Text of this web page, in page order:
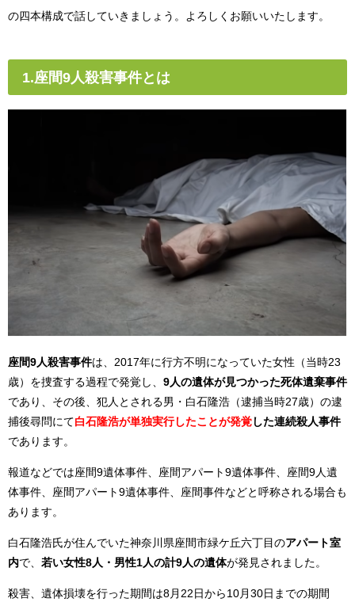
の四本構成で話していきましょう。よろしくお願いいたします。
1.座間9人殺害事件とは
座間9人殺害事件は、2017年に行方不明になっていた女性（当時23
歳）を捜査する過程で発覚し、 9人の遺体が見つかった死体遺棄事件
であり、その後、犯人とされる男・白石隆浩（逮捕当時27歳）の逮
捕後尋問にて白石隆浩が単独実行したことが発覚 した連続殺人事件
であります。
報道などでは座間9遺体事件、座間アパート9遺体事件、座間9人遺
体事件、座間アパート9遺体事件、座間事件などと呼称される場合も
あります。
白石隆浩氏が住んでいた神奈川県座間市緑ケ丘六丁目のアパート室
内で、 若い女性8人・男性1人の計9人の遺体が発見されました。
殺害、遺体損壊を行った期間は8月22日から10月30日までの期間